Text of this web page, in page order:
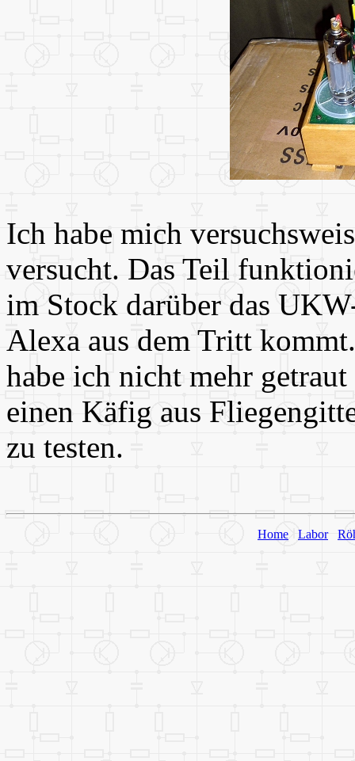
Ich habe mich
versucht. Das Teil
im Stock darüber das
Alexa aus dem Tritt
habe ich nicht mehr
einen Käfig aus
zu testen.
Home Labor